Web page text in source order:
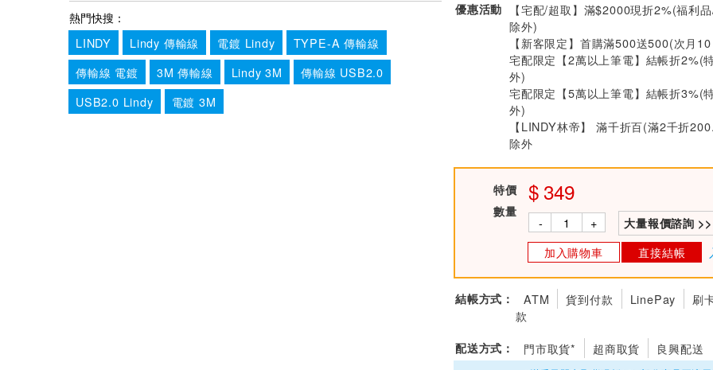
熱門快搜：
LINDY
Lindy 傳輸線 電鍍 Lindy
TYPE-A 傳輸線
傳輸線 電鍍
3M 傳輸線 Lindy 3M
傳輸線 USB2.0
USB2.0 Lindy
電鍍 3M
優惠活動
【宅配/超取】滿$2000現折2%(福利
除外)
【新客限定】首購滿500送500(次月
宅配限定【2萬以上筆電】結帳折2%(
外)
宅配限定【5萬以上筆電】結帳折3%(
外)
【LINDY林帝】 滿千折百(滿2千折
除外
特價 349
數量
- + 大量報價諮詢 >>
加入購物車 直接結帳
結帳方式： ATM 貨到付款 LinePay
刷
款
配送方式： 門市取貨* 超商取貨 良興配送